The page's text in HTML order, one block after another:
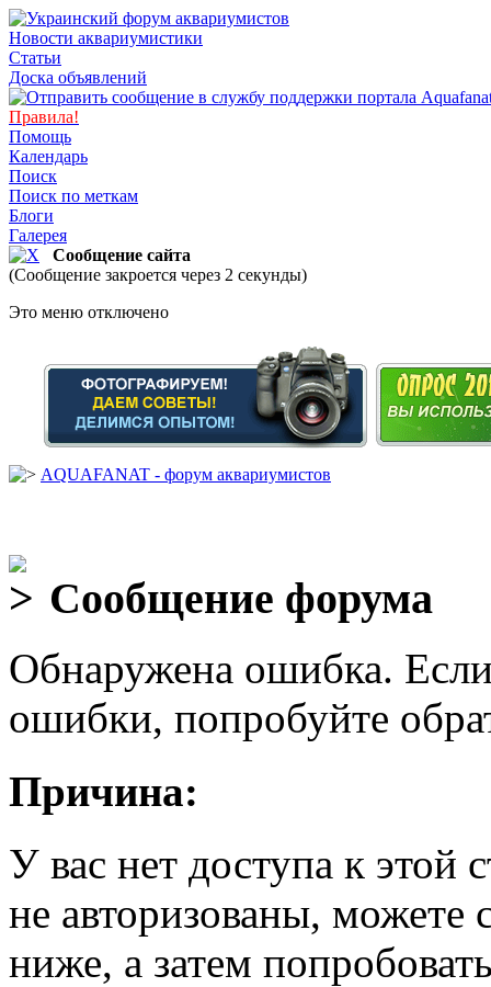
Новости аквариумистики
Статьи
Доска объявлений
Правила!
Помощь
Календарь
Поиск
Поиск по меткам
Блоги
Галерея
Сообщение сайта
(Сообщение закроется через 2 секунды)
Это меню отключено
AQUAFANAT - форум аквариумистов
Сообщение форума
Обнаружена ошибка.
ошибки, попробуйте
Причина:
У вас нет доступа к
не авторизованы, можете
ниже, а затем